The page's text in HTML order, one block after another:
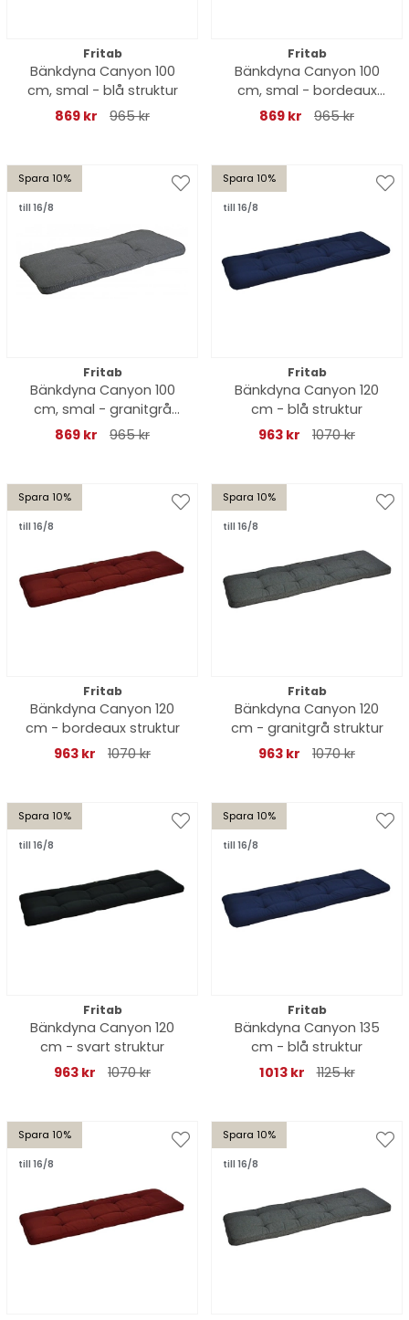
Fritab
Bänkdyna Canyon 100
cm, smal - blå struktur
869 kr
965 kr
Fritab
Bänkdyna Canyon 100
cm, smal - bordeaux
struktur
869 kr 965 kr
Spara 10%
till 16/8
Fritab
Bänkdyna Canyon 100
cm, smal - granitgrå
struktur
869 kr 965 kr
Spara 10%
till 16/8
Fritab
Bänkdyna Canyon 120
cm - blå struktur
963 kr
1070 kr
Spara 10%
till 16/8
Fritab
Bänkdyna Canyon 120
cm - bordeaux struktur
963 kr
1070 kr
Spara 10%
till 16/8
Fritab
Bänkdyna Canyon 120
cm - granitgrå struktur
963 kr
1070 kr
Spara 10%
till 16/8
Fritab
Bänkdyna Canyon 120
cm - svart struktur
963 kr
1070 kr
Spara 10%
till 16/8
Fritab
Bänkdyna Canyon 135
cm - blå struktur
1013 kr
1125 kr
Spara 10%
till 16/8
Spara 10%
till 16/8